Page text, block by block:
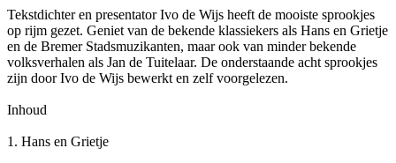
Tekstdichter en presentator Ivo de Wijs heeft de mooiste sprookjes
op rijm gezet. Geniet van de bekende klassiekers als Hans en Grietje
en de Bremer Stadsmuzikanten, maar ook van minder bekende
volksverhalen als Jan de Tuitelaar. De onderstaande acht sprookjes
zijn door Ivo de Wijs bewerkt en zelf voorgelezen.
Inhoud
1. Hans en Grietje